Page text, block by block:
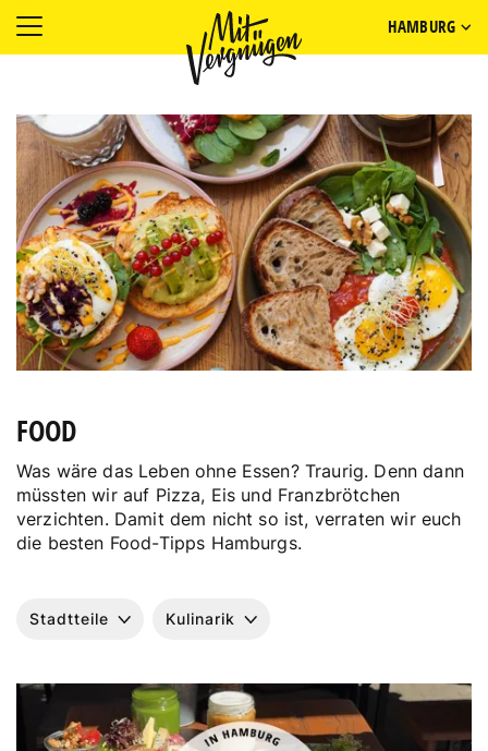
HAMBURG
FOOD
Was wäre das Leben ohne Essen? Traurig. Denn dann
müssten wir auf Pizza, Eis und Franzbrötchen
verzichten. Damit dem nicht so ist, verraten wir euch
die besten Food-Tipps Hamburgs.
Stadtteile Kulinarik